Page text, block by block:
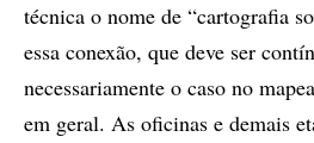
técnica o nome de “cartografia
essa conexão, que deve ser
necessariamente o caso no
em geral. As oficinas e demais